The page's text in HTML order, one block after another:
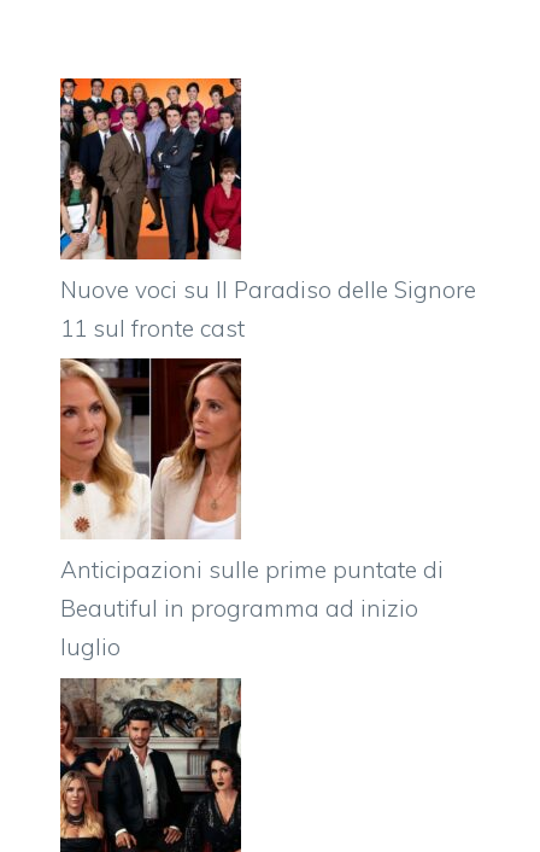
Nuove voci su Il Paradiso delle Signore
11 sul fronte cast
Anticipazioni sulle prime puntate di
Beautiful in programma ad inizio
luglio